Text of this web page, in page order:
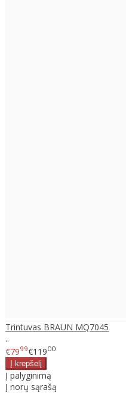
Trintuvas BRAUN MQ7045
..
€7999€11900
Į palyginimą
Į norų sąrašą